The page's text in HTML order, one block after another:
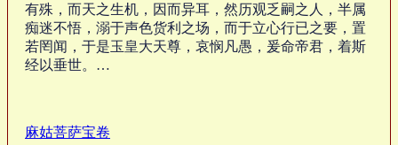
有殊，而天之生机，因而异耳，然历观乏嗣之人，半属
痴迷不悟，溺于声色货利之场，而于立心行已之要，置
若罔闻，于是玉皇大天尊，哀悯凡愚，爰命帝君，着斯
经以垂世。…
麻姑菩萨宝卷